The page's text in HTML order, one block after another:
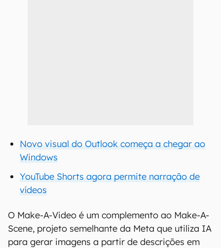
Novo visual do Outlook começa a chegar ao
Windows
YouTube Shorts agora permite narração de
vídeos
O Make-A-Video é um complemento ao Make-A-
Scene, projeto semelhante da Meta que utiliza IA
para gerar imagens a partir de descrições em